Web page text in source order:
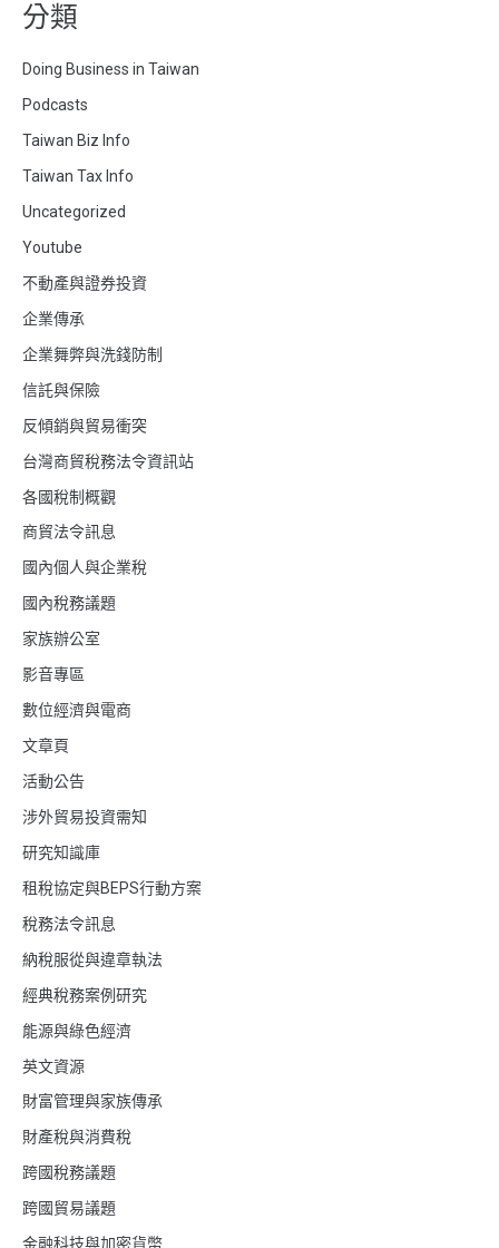
分類
Doing Business in Taiwan
Podcasts
Taiwan Biz Info
Taiwan Tax Info
Uncategorized
Youtube
不動產與證券投資
企業傳承
企業舞弊與洗錢防制
信託與保險
反傾銷與貿易衝突
台灣商貿稅務法令資訊站
各國稅制概觀
商貿法令訊息
國內個人與企業稅
國內稅務議題
家族辦公室
影音專區
數位經濟與電商
文章頁
活動公告
涉外貿易投資需知
研究知識庫
租稅協定與BEPS行動方案
稅務法令訊息
納稅服從與違章執法
經典稅務案例研究
能源與綠色經濟
英文資源
財富管理與家族傳承
財產稅與消費稅
跨國稅務議題
跨國貿易議題
金融科技與加密貨幣